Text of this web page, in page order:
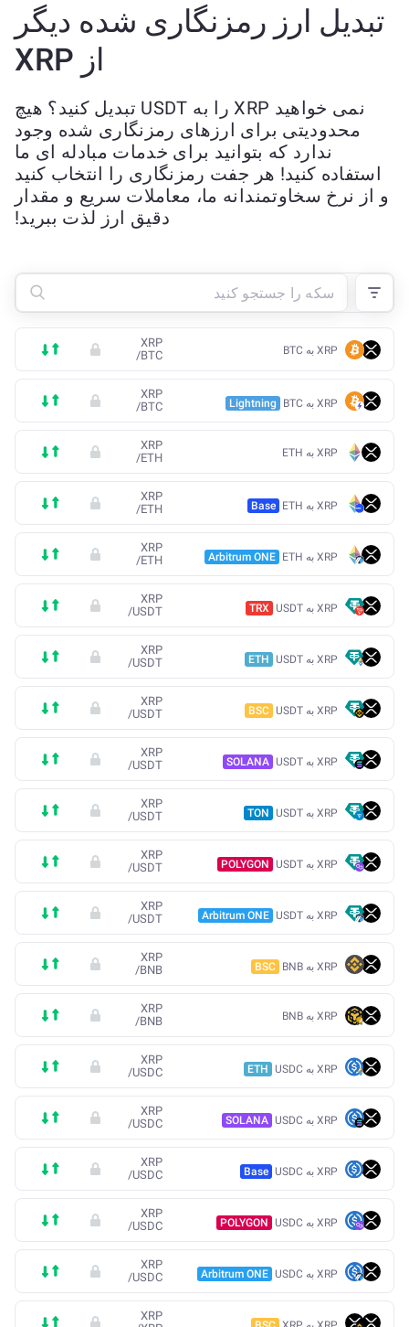
تبدیل ارز رمزنگاری شده دیگر
از XRP
نمی خواهید XRP را به USDT تبدیل کنید؟ هیچ
محدودیتی برای ارزهای رمزنگاری شده وجود
ندارد که بتوانید برای خدمات مبادله ای ما
استفاده کنید! هر جفت رمزنگاری را انتخاب کنید
و از نرخ سخاوتمندانه ما، معاملات سریع و مقدار
دقیق ارز لذت ببرید!
XRP به BTC
XRP
/BTC
XRP به BTC Lightning
XRP
/BTC
XRP به ETH
XRP
/ETH
XRP به ETH Base
XRP
/ETH
XRP به ETH Arbitrum ONE
XRP
/ETH
XRP به USDT TRX
XRP
/USDT
XRP به USDT ETH
XRP
/USDT
XRP به USDT BSC
XRP
/USDT
XRP به USDT SOLANA
XRP
/USDT
XRP به USDT TON
XRP
/USDT
XRP به USDT POLYGON
XRP
/USDT
XRP به USDT Arbitrum ONE
XRP
/USDT
XRP به BNB BSC
XRP
/BNB
XRP به BNB
XRP
/BNB
XRP به USDC ETH
XRP
/USDC
XRP به USDC SOLANA
XRP
/USDC
XRP به USDC Base
XRP
/USDC
XRP به USDC POLYGON
XRP
/USDC
XRP به USDC Arbitrum ONE
XRP
/USDC
XRP